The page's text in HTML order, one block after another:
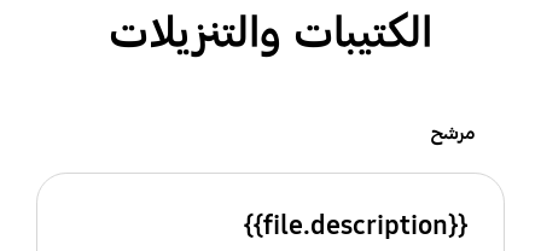
الكتيبات والتنزيلات
مرشح
{{file.description}}